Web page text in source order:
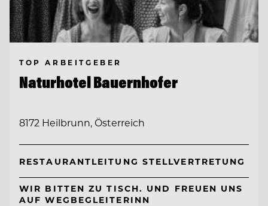
TOP ARBEITGEBER
Naturhotel Bauernhofer
8172 Heilbrunn, Österreich
RESTAURANTLEITUNG STELLVERTRETUNG
WIR BITTEN ZU TISCH. UND FREUEN UNS
AUF WEGBEGLEITERINN